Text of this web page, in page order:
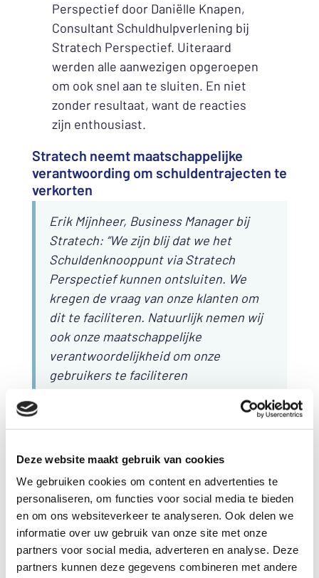
Deze website maakt gebruik van cookies
We gebruiken cookies om content en advertenties te
personaliseren, om functies voor social media te bieden
en om ons websiteverkeer te analyseren. Ook delen we
informatie over uw gebruik van onze site met onze
partners voor social media, adverteren en analyse. Deze
partners kunnen deze gegevens combineren met andere
Perspectief door Daniëlle Knapen,
Consultant Schuldhulpverlening bij
Stratech Perspectief. Uiteraard
werden alle aanwezigen opgeroepen
om ook snel aan te sluiten. En niet
zonder resultaat, want de reacties
zijn enthousiast.
Stratech neemt maatschappelijke
verantwoording om schuldentrajecten te
verkorten
Erik Mijnheer, Business Manager bij
Stratech: “We zijn blij dat we het
Schuldenknooppunt via Stratech
Perspectief kunnen ontsluiten. We
kregen de vraag van onze klanten om
dit te faciliteren. Natuurlijk nemen wij
ook onze maatschappelijke
verantwoordelijkheid om onze
gebruikers te faciliteren
verkorten. Het op een veilige manier
digitaal uitwisselen van berichten
heeft de toekomst, dus laten we daar
convenanten die er nu zijn, helpen om
processen te versnellen. De weg voor
alle gemeenten die software van
Stratech gebruiken is nu vrij om ook te
starten met het Schuldenknooppunt.